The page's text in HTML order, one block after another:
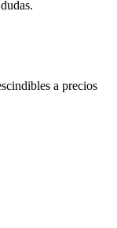
a precios